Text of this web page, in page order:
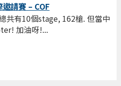
請賽 – COF
共有10個stage, 162槍. 但當中
加油呀!...